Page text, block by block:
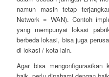
namun masih tetap
Network = WAN). Contoh
yang mempunyai lokasi
berbeda lokasi, bisa juga
di lokasi / kota lain.
Agar bisa mengonfigurasikan